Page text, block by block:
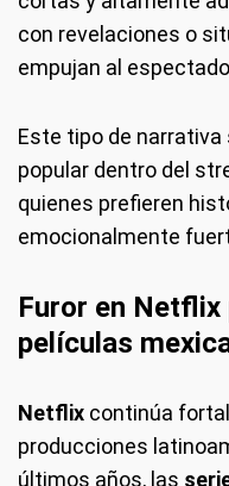
con revelaciones o
empujan al
Este tipo de narrativa
popular dentro del
quienes prefieren
emocionalmente
Furor en
películas
Netflix continúa
producciones
últimos años, las